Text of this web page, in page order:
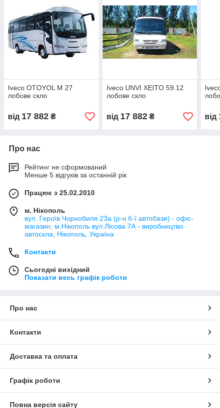
Iveco OTOYOL М 27
лобове скло
від 17 882 ₴
Iveco UNVI XEITO 59.12
лобове скло
від 17 882₴ від
Про нас
Рейтинг не сформований
Менше 5 відгуків за останній рік
Працює з 25.02.2010
м. Нікополь
вул. Героїв Чорнобиля 23а (р-н 6-ї автобази) - офіс-
магазин; м.Нікополь вул.Лісова 7А - виробництво
автоскла, Нікополь, Україна
Контакти
Сьогодні вихідний
Показати весь графік роботи
Про нас
Контакти
Доставка та оплата
Графік роботи
Повна версія сайту